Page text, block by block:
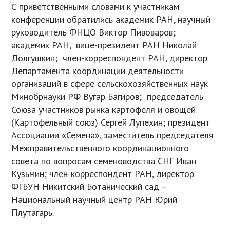
С приветственными словами к участникам
конференции обратились академик РАН, научный
руководитель ФНЦО Виктор Пивоваров;
академик РАН, вице-президент РАН Николай
Долгушкин; член-корреспондент РАН, директор
Департамента координации деятельности
организаций в сфере сельскохозяйственных наук
Минобрнауки РФ Вугар Багиров; председатель
Союза участников рынка картофеля и овощей
(Картофельный союз) Сергей Лупехин; президент
Ассоциации «Семена», заместитель председателя
Межправительственного координационного
совета по вопросам семеноводства СНГ Иван
Кузьмин; член-корреспондент РАН, директор
ФГБУН Никитский Ботанический сад –
Национальный научный центр РАН Юрий
Плутагарь.